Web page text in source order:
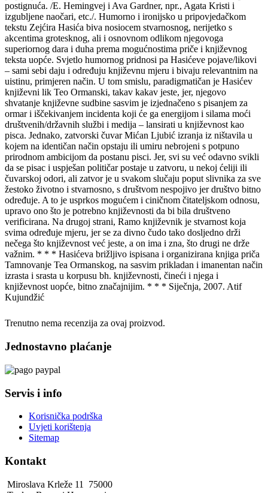
postignuća. /E. Hemingvej i Ava Gardner, npr., Agata Kristi i
izgubljene naočari, etc./. Humorno i ironijsko u pripovjedačkom
tekstu Zejćira Hasića biva nosiocem stvarnosnog, nerijetko s
akcentima grotesknog, ali i osnovnom odlikom njegovoga
superiornog dara i duha prema mogućnostima priče i književnog
teksta uopće. Svjetlo humornog pridnosi pa Hasićeve pojave/likovi
– sami sebi daju i određuju književnu mjeru i bivaju relevantnim na
uistinu, primjeren način. U tom smislu, paradigmatičan je Hasićev
književni lik Teo Ormanski, takav kakav jeste, jer, njegovo
shvatanje književne sudbine sasvim je izjednačeno s pisanjem za
ormar i iščekivanjem incidenta koji će ga energijom i silama moći
društvenih/državnih službi i medija – lansirati u književnost kao
pisca. Jednako, zatvorski čuvar Mićan Ljubić izranja iz ništavila u
kojem na identičan način opstaju ili umiru nebrojeni s potpuno
prirodnom ambicijom da postanu pisci. Jer, svi su već odavno svikli
da se pisac i uspješan političar postaje u zatvoru, u nekoj ćeliji ili
čuvarskoj odori, ali zatvor je u svakom slučaju poput slivnika za sve
žestoko životno i stvarnosno, s društvom nespojivo jer društvo bitno
određuje. A to je usprkos mogućem i ciničnom čitateljskom odnosu,
upravo ono što je potrebno književnosti da bi bila društveno
verificirana. Na drugoj strani, Ramo književnik je stvarnost koja
svima određuje mjeru, jer se za divno čudo tako dosljedno drži
nečega što književnost već jeste, a on ima i zna, što drugi ne drže
važnim. * * * Hasićeva brižljivo ispisana i organizirana knjiga priča
Tamnovanje Tea Ormanskog, na sasvim prikladan i imanentan način
izrasta i srasta u korpusu bh. književnosti, čineći i njega i
književnost uopće, bitno značajnijim. * * * Siječnja, 2007. Atif
Kujundžić
Trenutno nema recenzija za ovaj proizvod.
Jednostavno plaćanje
Servis i info
Korisnička podrška
Uvjeti korištenja
Sitemap
Kontakt
Miroslava Krleže 11 75000